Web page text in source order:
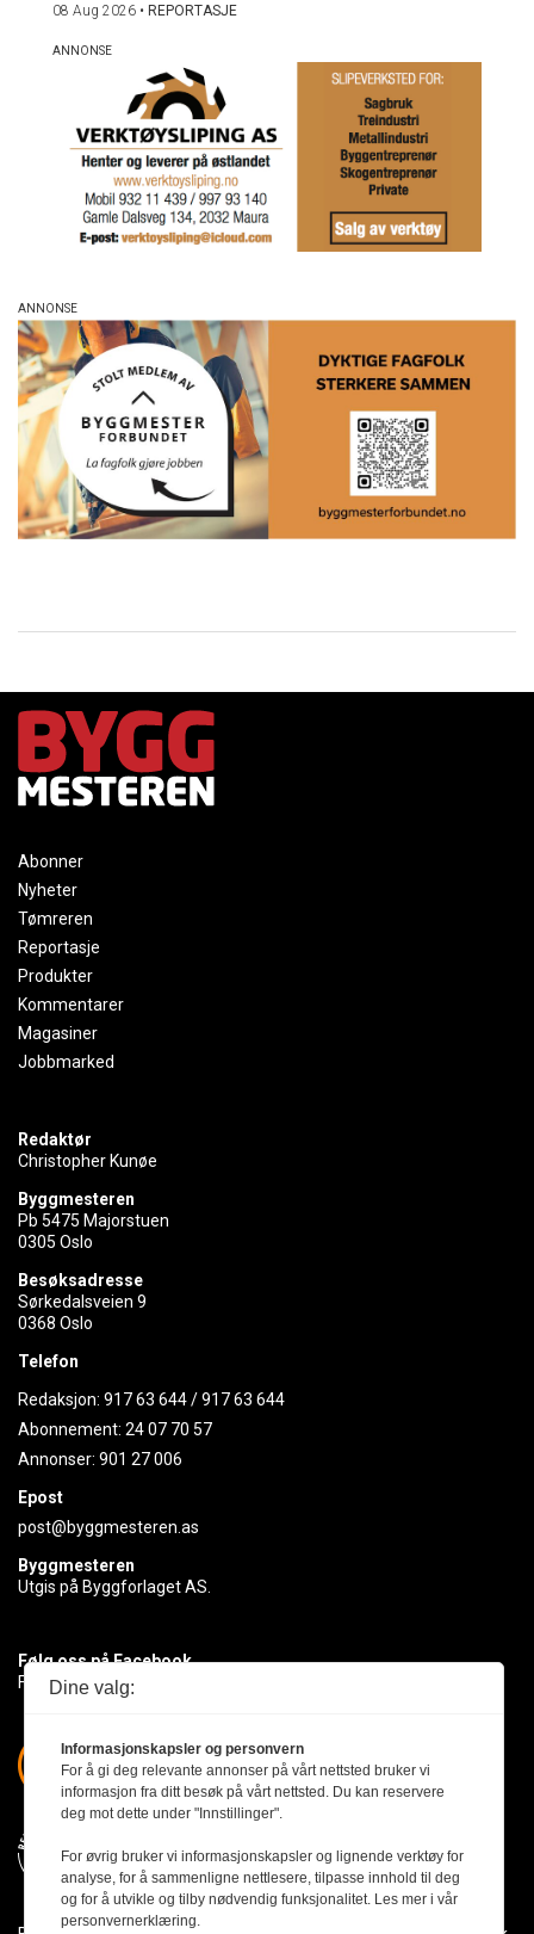
08 Aug 2026 • REPORTASJE
Abonner
Nyheter
Tømreren
Reportasje
Produkter
Kommentarer
Magasiner
Jobbmarked
Redaktør
Christopher Kunøe
Byggmesteren
Pb 5475 Majorstuen
0305 Oslo
Besøksadresse
Sørkedalsveien 9
0368 Oslo
Telefon
Redaksjon: 917 63 644/917 63 644
Abonnement: 24 07 70 57
Annonser: 901 27 006
Epost
post@byggmesteren.as
Byggmesteren
Utgis på Byggforlaget AS.
Følg oss på Facebook
Få med deg det siste innen byggebransjen
Dine valg:
Informasjonskapsler og personvern
For å gi deg relevante annonser på vårt nettsted bruker vi
informasjon fra ditt besøk på vårt nettsted. Du kan reservere
deg mot dette under "Innstillinger".
For øvrig bruker vi informasjonskapsler og lignende verktøy for
analyse, for å sammenligne nettlesere, tilpasse innhold til deg
og for å utvikle og tilby nødvendig funksjonalitet. Les mer i vår
personvernerklæring.